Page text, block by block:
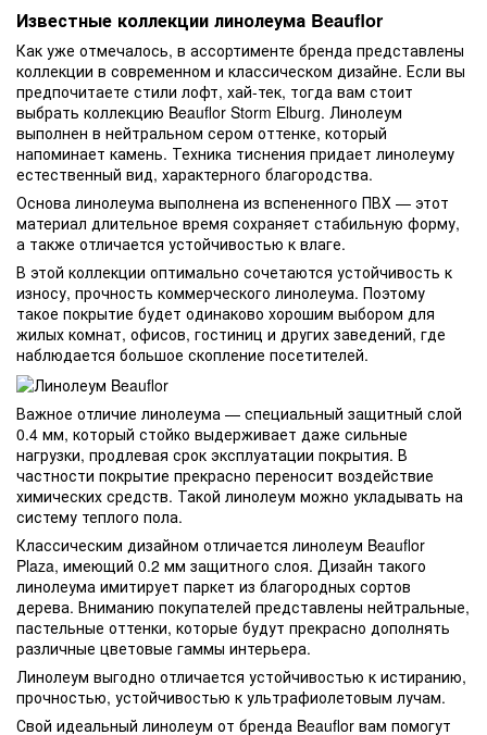
Известные коллекции линолеума Beauflor
Как уже отмечалось, в ассортименте бренда представлены
коллекции в современном и классическом дизайне. Если вы
предпочитаете стили лофт, хай-тек, тогда вам стоит
выбрать коллекцию Beauflor Storm Elburg. Линолеум
выполнен в нейтральном сером оттенке, который
напоминает камень. Техника тиснения придает линолеуму
естественный вид, характерного благородства.
Основа линолеума выполнена из вспененного ПВХ — этот
материал длительное время сохраняет стабильную форму,
а также отличается устойчивостью к влаге.
В этой коллекции оптимально сочетаются устойчивость к
износу, прочность коммерческого линолеума. Поэтому
такое покрытие будет одинаково хорошим выбором для
жилых комнат, офисов, гостиниц и других заведений, где
наблюдается большое скопление посетителей.
Важное отличие линолеума — специальный защитный слой
0.4 мм, который стойко выдерживает даже сильные
нагрузки, продлевая срок эксплуатации покрытия. В
частности покрытие прекрасно переносит воздействие
химических средств. Такой линолеум можно укладывать на
систему теплого пола.
Классическим дизайном отличается линолеум Beauflor
Plaza, имеющий 0.2 мм защитного слоя. Дизайн такого
линолеума имитирует паркет из благородных сортов
дерева. Вниманию покупателей представлены нейтральные,
пастельные оттенки, которые будут прекрасно дополнять
различные цветовые гаммы интерьера.
Линолеум выгодно отличается устойчивостью к истиранию,
прочностью, устойчивостью к ультрафиолетовым лучам.
Свой идеальный линолеум от бренда Beauflor вам помогут